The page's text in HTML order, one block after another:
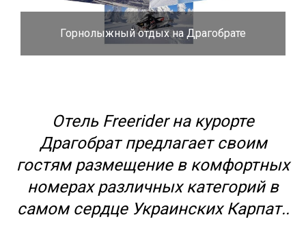
Горнолыжный отдых на Драгобрате
Отель Freerider на курорте
Драгобрат предлагает своим
гостям размещение в комфортных
номерах различных категорий в
самом сердце Украинских Карпат..